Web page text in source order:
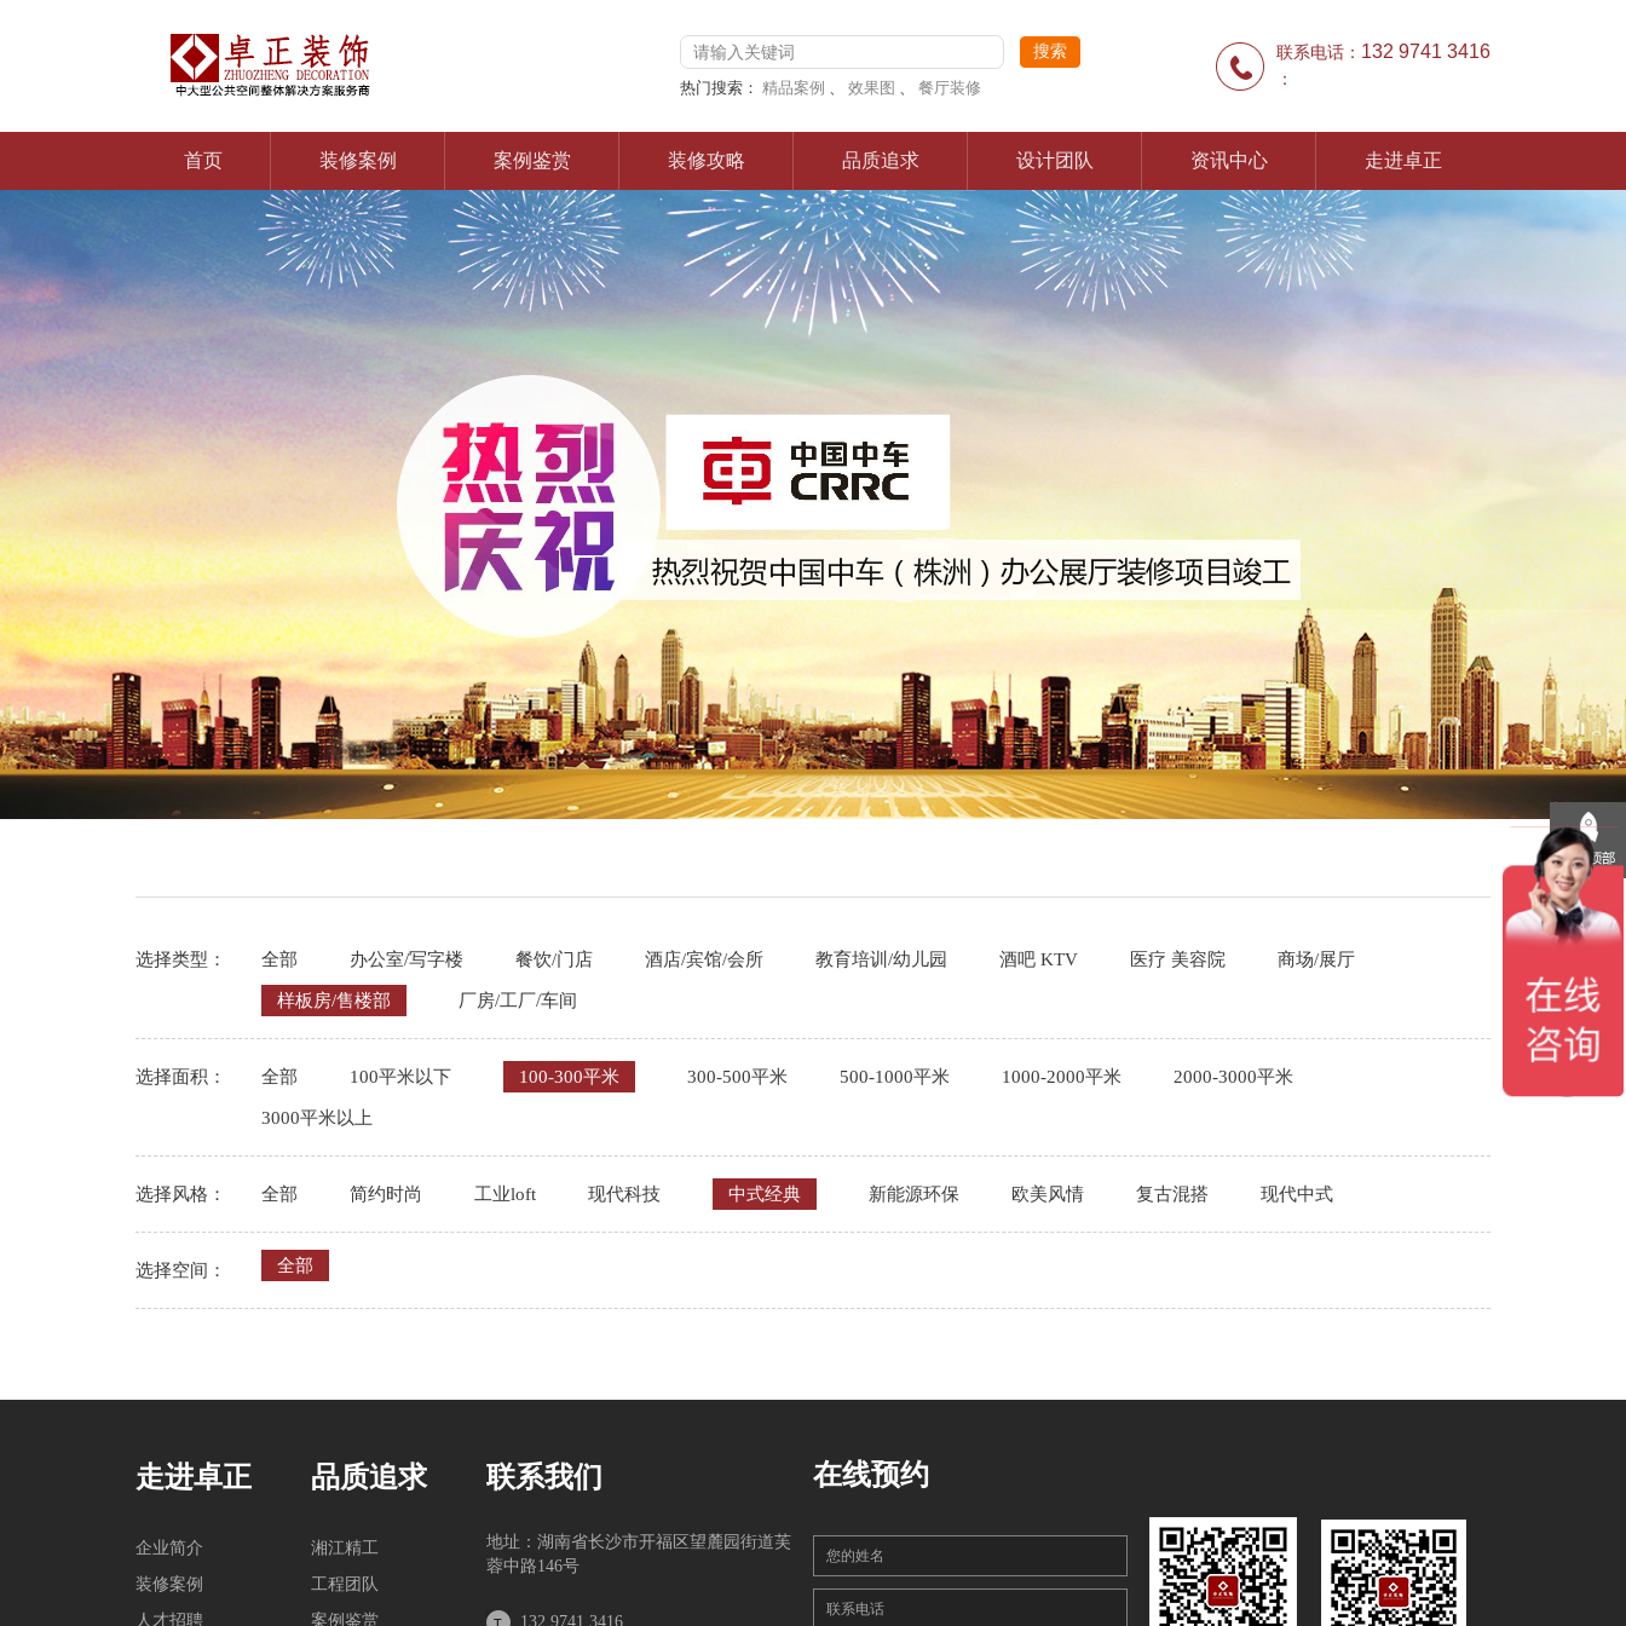
热门搜索： 精品案例 、 效果图 、 餐厅装修
联系电话： 132 9741 3416
：
首页 装修案例 案例鉴赏 装修攻略 品质追求 设计团队 资讯中心 走进卓正
选择类型： 全部 办公室/写字楼 餐饮/门店 酒店/宾馆/会所 教育培训/幼儿园 酒吧 KTV 医疗 美容院 商场/展厅
样板房/售楼部 厂房/工厂/车间
选择面积： 全部 100平米以下 100-300平米 300-500平米 500-1000平米 1000-2000平米 2000-3000平米
3000平米以上
选择风格： 全部 简约时尚 工业loft 现代科技 中式经典 新能源环保 欧美风情 复古混搭 现代中式
选择空间： 全部
走进卓正
企业简介
装修案例
人才招聘
品质追求
湘江精工
工程团队
案例鉴赏
联系我们
地址：湖南省长沙市开福区望麓园街道芙
蓉中路146号
132 9741 3416
在线预约
您的姓名
联系电话